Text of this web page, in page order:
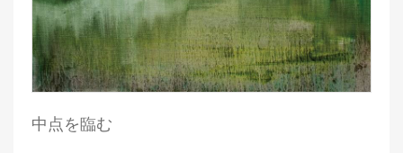
中点を臨む